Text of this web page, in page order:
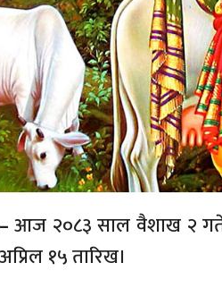
आज २०८३ साल वैशाख २ गते
१५ तारिख।